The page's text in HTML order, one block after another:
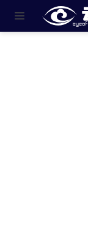
跳至主要內容